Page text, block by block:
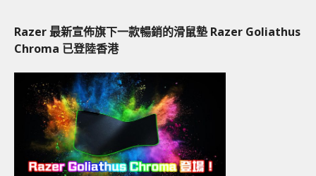
Razer 最新宣佈旗下一款暢銷的滑鼠墊 Razer Goliathus
Chroma 已登陸香港